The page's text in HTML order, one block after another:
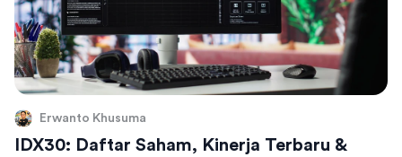
Erwanto Khusuma
IDX30: Daftar Saham, Kinerja Terbaru &